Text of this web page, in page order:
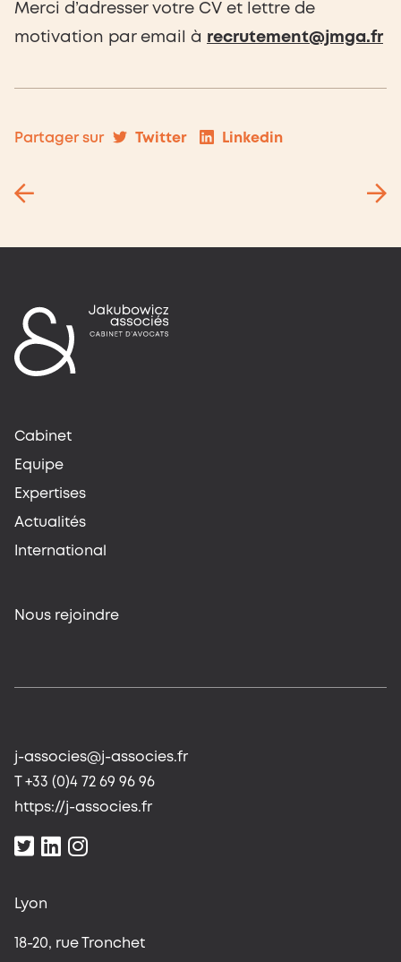
Merci d’adresser votre CV et lettre de
motivation par email à recrutement@jmga.fr
Partager sur Twitter Linkedin
Cabinet
Equipe
Expertises
Actualités
International
Nous rejoindre
j-associes@j-associes.fr
T +33 (0)4 72 69 96 96
https://j-associes.fr
Lyon
18-20, rue Tronchet